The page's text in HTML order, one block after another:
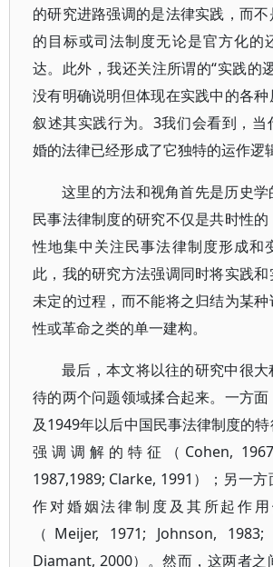
的研究进路强调的是法律实践，而
的目标或司法制度无论是官方化的
达。此外，我还关注所谓的“实践的
没有明确说明但体现在实践中的各
叙述其实践行为。3我们会看到，当
婚的法律已经形成了它独特的运作逻
这里的方法和视角首先是历史
民事法律制度的研究不仅是共时性
性地集中关注民事法律制度形成和
此，我的研究方法强调同时将实践
未定的过程，而不能将之归结为某
性或革命之类的单一建构。
最后，本文将以往的研究中很
待的两个问题领域揉合起来。一方
及1949年以后中国民事法律制度的
强调调解的特征（Cohen,
1987,1989; Clarke, 1991）；另一
作对婚姻法律制度及其所起作
（Meijer, 1971; Johnson, 1983;
Diamant, 2000）。然而，这两者之